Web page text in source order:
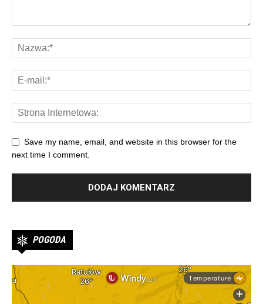
Save my name, email, and website in this browser for the
next time I comment.
POGODA